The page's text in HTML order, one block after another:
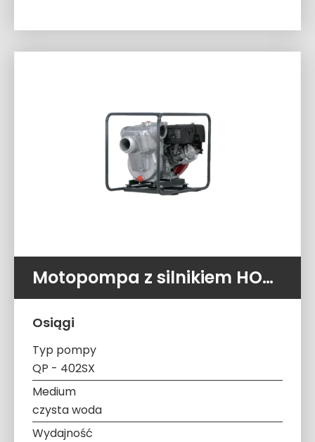
Motopompa z silnikiem HONDA QP – 402SX (1050 L/MIN 7,0 ATM)
Osiągi
Typ pompy
QP - 402SX
Medium
czysta woda
Wydajność